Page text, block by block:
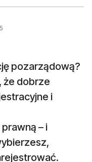
pozarządową?
że dobrze
i
– i